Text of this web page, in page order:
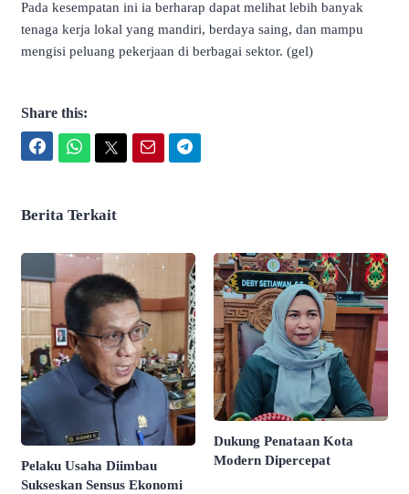
Pada kesempatan ini ia berharap dapat melihat lebih banyak
tenaga kerja lokal yang mandiri, berdaya saing, dan mampu
mengisi peluang pekerjaan di berbagai sektor. (gel)
Share this:
Berita Terkait
Pelaku Usaha Diimbau
Sukseskan Sensus Ekonomi
Dukung Penataan Kota
Modern Dipercepat